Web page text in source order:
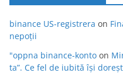
binance US-registrera on
nepoții
"oppna binance-konto on
ta”. Ce fel de iubită își